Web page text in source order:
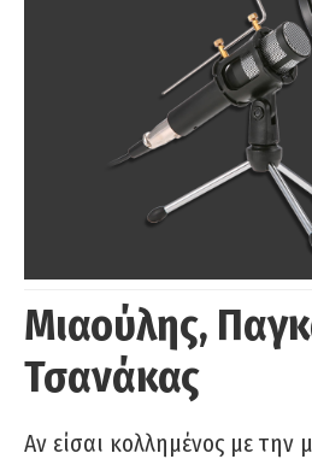
Μιαούλης,
Τσανάκας
Αν είσαι κολλημένος με